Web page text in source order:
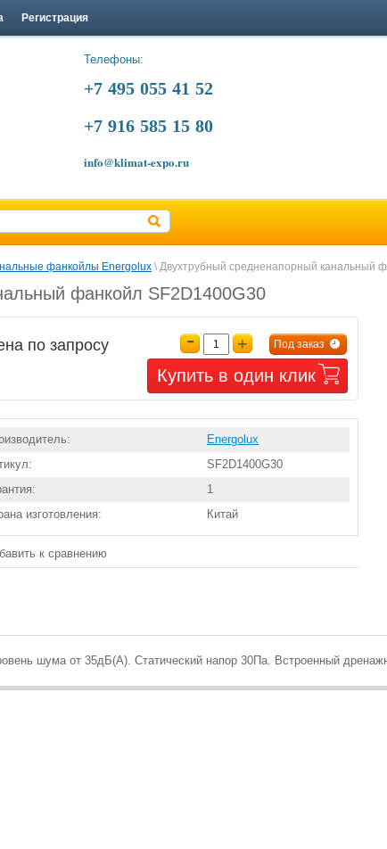
Регистрация
Телефоны:
+7 495 055 41 52
+7 916 585 15 80
info@klimat-expo.ru
фанкойлы Energolux \ Двухтрубный средненапорный канальный
фанкойл SF2D1400G30
- + Под заказ
по запросу
Купить в один клик
Energolux
SF2D1400G30
1
изготовления:
Китай
к сравнению
шума от 35дБ(А). Статический напор 30Па. Встроенный